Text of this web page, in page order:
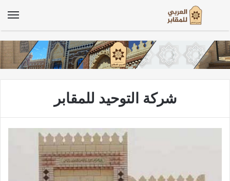
شركة التوحيد للمقابر